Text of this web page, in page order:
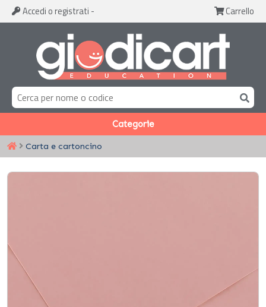
Accedi o registrati - Carrello
Categorie
Carta e cartoncino